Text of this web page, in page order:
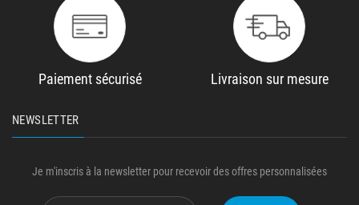
Paiement sécurisé Livraison sur mesure
NEWSLETTER
Je m'inscris à la newsletter pour recevoir des offres personnalisées